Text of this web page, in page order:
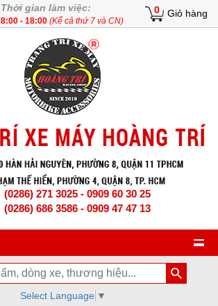
Thời gian làm việc:
8:00 - 18:00 (Kể cả thứ 7 và CN)
0 Giỏ hàng
(0286) 271 3025 - 0909 60 30 25
(0286) 686 3586 - 0909 47 47 13
Select Language ▼